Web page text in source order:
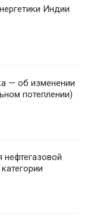
Индии
— об изменении
потеплении)